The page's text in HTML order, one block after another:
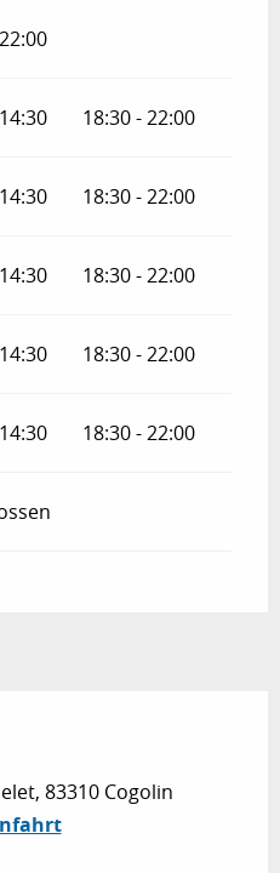
18:30 - 22:00
18:30 - 22:00
18:30 - 22:00
18:30 - 22:00
18:30 - 22:00
83310 Cogolin